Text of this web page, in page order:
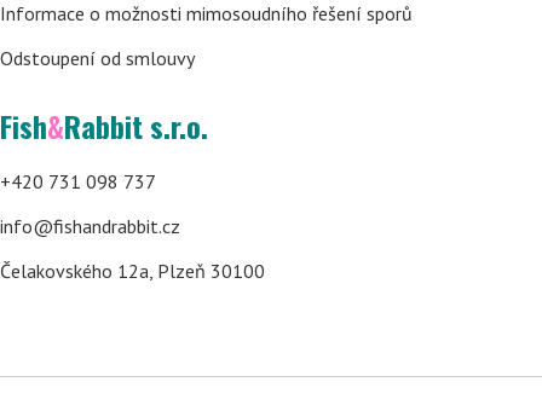
Informace o možnosti mimosoudního řešení sporů
Odstoupení od smlouvy
Fish&Rabbit s.r.o.
+420 731 098 737
info@fishandrabbit.cz
Čelakovského 12a, Plzeň 30100